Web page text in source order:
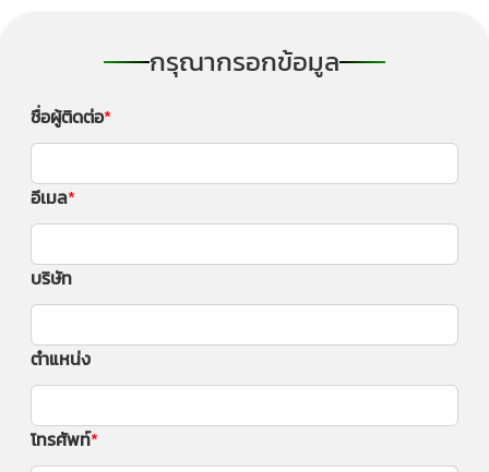
กรุณากรอกข้อมูล
ชื่อผู้ติดต่อ
อีเมล
บริษัท
ตำแหน่ง
โทรศัพท์